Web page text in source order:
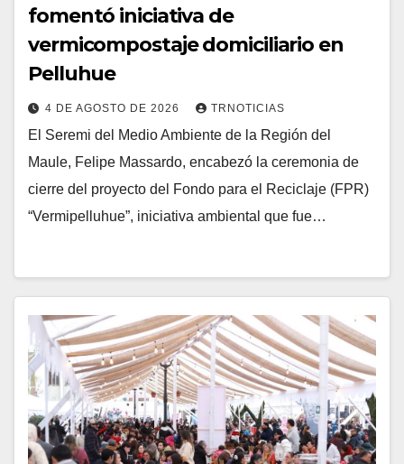
fomentó iniciativa de
vermicompostaje domiciliario en
Pelluhue
4 DE AGOSTO DE 2026 TRNOTICIAS
El Seremi del Medio Ambiente de la Región del
Maule, Felipe Massardo, encabezó la ceremonia de
cierre del proyecto del Fondo para el Reciclaje (FPR)
“Vermipelluhue”, iniciativa ambiental que fue…